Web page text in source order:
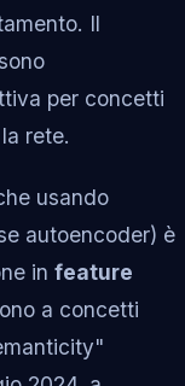
Il
per concetti
rete.
usando
autoencoder) è
in feature
a concetti